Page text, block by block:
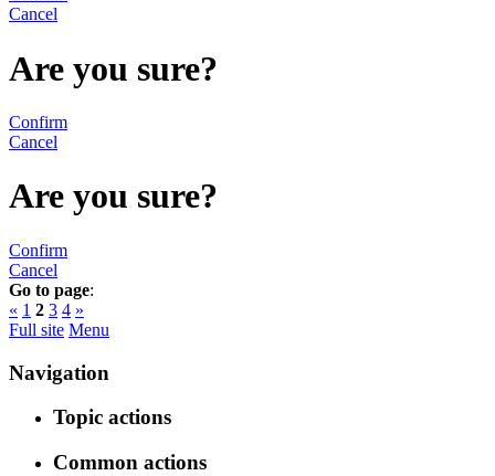
Cancel
Are you sure?
Confirm
Cancel
Are you sure?
Confirm
Cancel
Go to page:
« 1 2 3 4 »
Full site Menu
Navigation
Topic actions
Common actions